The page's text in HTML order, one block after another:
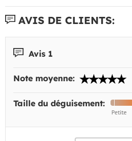
AVIS DE CLIENTS:
Avis 1
Note moyenne:
Taille du déguisement: